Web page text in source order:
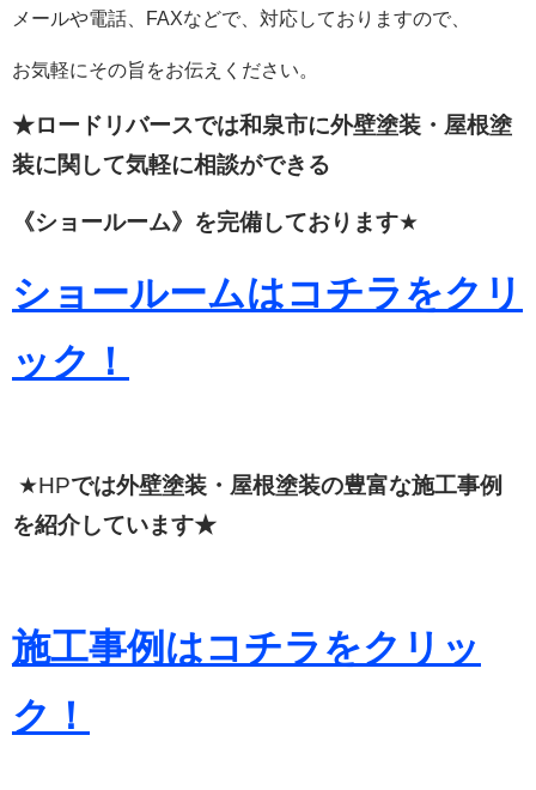
メールや電話、FAXなどで、対応しておりますので、
お気軽にその旨をお伝えください。
★ロードリバースでは和泉市に外壁塗装・屋根塗
装に関して気軽に相談ができる
《ショールーム》を完備しております★
ショールームはコチラをクリ
ック！
★HPでは外壁塗装・屋根塗装の豊富な施工事例
を紹介しています★
施工事例はコチラをクリッ
ク！